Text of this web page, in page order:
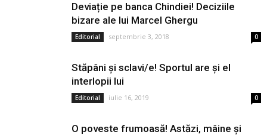
Deviație pe banca Chindiei! Deciziile
bizare ale lui Marcel Ghergu
Editorial septembrie 3, 2018 0
Stăpâni și sclavi/e! Sportul are și el
interlopii lui
Editorial iulie 16, 2019 0
O poveste frumoasă! Astăzi, mâine și